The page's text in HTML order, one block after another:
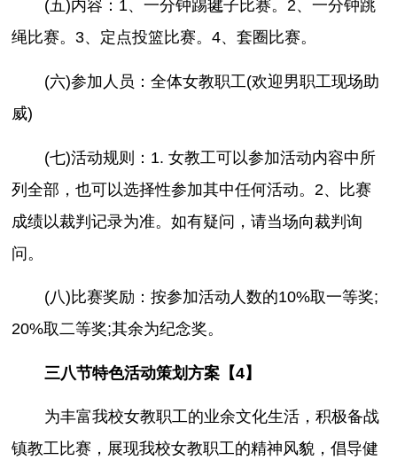
(五)内容：1、一分钟踢毽子比赛。2、一分钟跳
绳比赛。3、定点投篮比赛。4、套圈比赛。
(六)参加人员：全体女教职工(欢迎男职工现场助
威)
(七)活动规则：1. 女教工可以参加活动内容中所
列全部，也可以选择性参加其中任何活动。2、比赛
成绩以裁判记录为准。如有疑问，请当场向裁判询
问。
(八)比赛奖励：按参加活动人数的10%取一等奖;
20%取二等奖;其余为纪念奖。
三八节特色活动策划方案【4】
为丰富我校女教职工的业余文化生活，积极备战
镇教工比赛，展现我校女教职工的精神风貌，倡导健